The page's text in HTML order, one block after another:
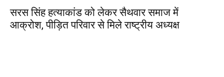
सरस सिंह हत्याकांड को लेकर सैथवार समाज में
आक्रोश, पीड़ित परिवार से मिले राष्ट्रीय अध्यक्ष